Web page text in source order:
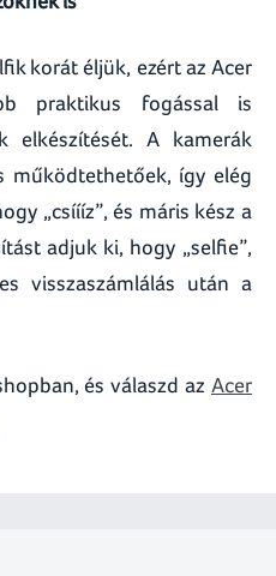
korát éljük, ezért az Acer
praktikus fogással is
elkészítését. A kamerák
működtethetőek, így elég
„csíííz”, és máris kész a
adjuk ki, hogy „selfie”,
visszaszámlálás után a
és válaszd az Acer